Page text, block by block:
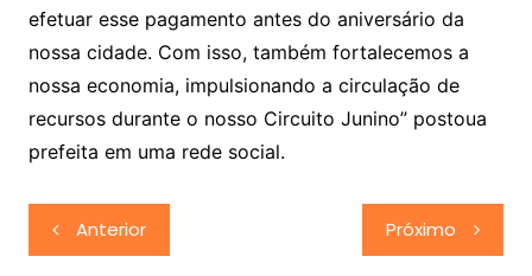
efetuar esse pagamento antes do aniversário da
nossa cidade. Com isso, também fortalecemos a
nossa economia, impulsionando a circulação de
recursos durante o nosso Circuito Junino” postoua
prefeita em uma rede social.
Navegação
de
Anterior Próximo